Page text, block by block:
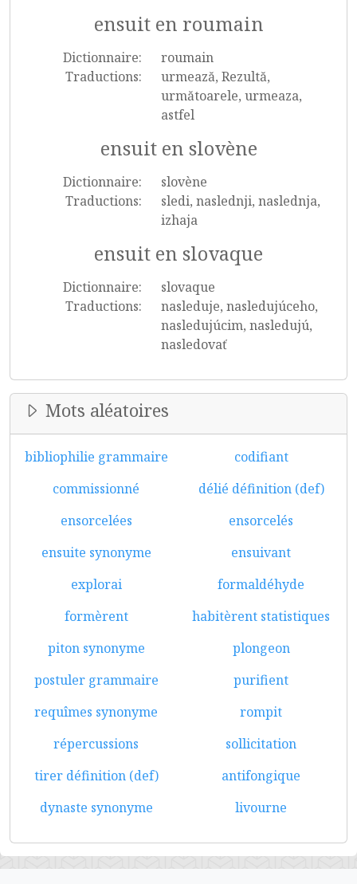
ensuit en roumain
Dictionnaire:
roumain
Traductions:
urmează, Rezultă,
următoarele, urmeaza,
astfel
ensuit en slovène
Dictionnaire:
slovène
Traductions:
sledi, naslednji, naslednja,
izhaja
ensuit en slovaque
Dictionnaire:
slovaque
Traductions:
nasleduje, nasledujúceho,
nasledujúcim, nasledujú,
nasledovať
Mots aléatoires
bibliophilie grammaire
codifiant
commissionné
délié définition (def)
ensorcelées
ensorcelés
ensuite synonyme
ensuivant
explorai
formaldéhyde
formèrent
habitèrent statistiques
piton synonyme
plongeon
postuler grammaire
purifient
requîmes synonyme
rompit
répercussions
sollicitation
tirer définition (def)
antifongique
dynaste synonyme
livourne